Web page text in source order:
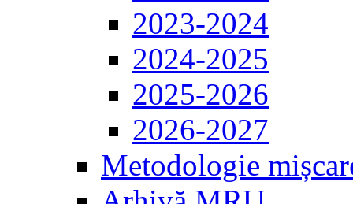
2023-2024
2024-2025
2025-2026
2026-2027
Metodologie